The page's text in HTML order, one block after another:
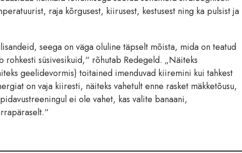
raja kõrgusest, kiirusest, kestusest ning ka pulsist ja
seega on väga oluline täpselt mõista, mida on teatud
rohkesti süsivesikuid,“ rõhutab Redegeld. „Näiteks
geelidevormis) toitained imenduvad kiiremini kui tahkest
on vaja kiiresti, näiteks vahetult enne rasket mäkketõusu,
ei ole vahet, kas valite banaani,